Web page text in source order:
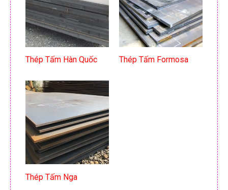
Thép Tấm Hàn Quốc Thép Tấm Formosa
Thép Tấm Nga